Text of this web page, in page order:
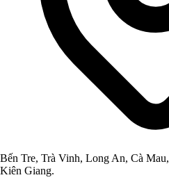
Bến Tre, Trà Vinh, Long An, Cà
Kiên Giang.